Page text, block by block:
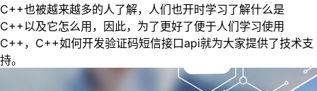
C++也被越来越多的人了解，人们也开时学习了解什么是
C++以及它怎么用，因此，为了更好了便于人们学习使用
C++，C++如何开发验证码短信接口api就为大家提供了技术支
持。